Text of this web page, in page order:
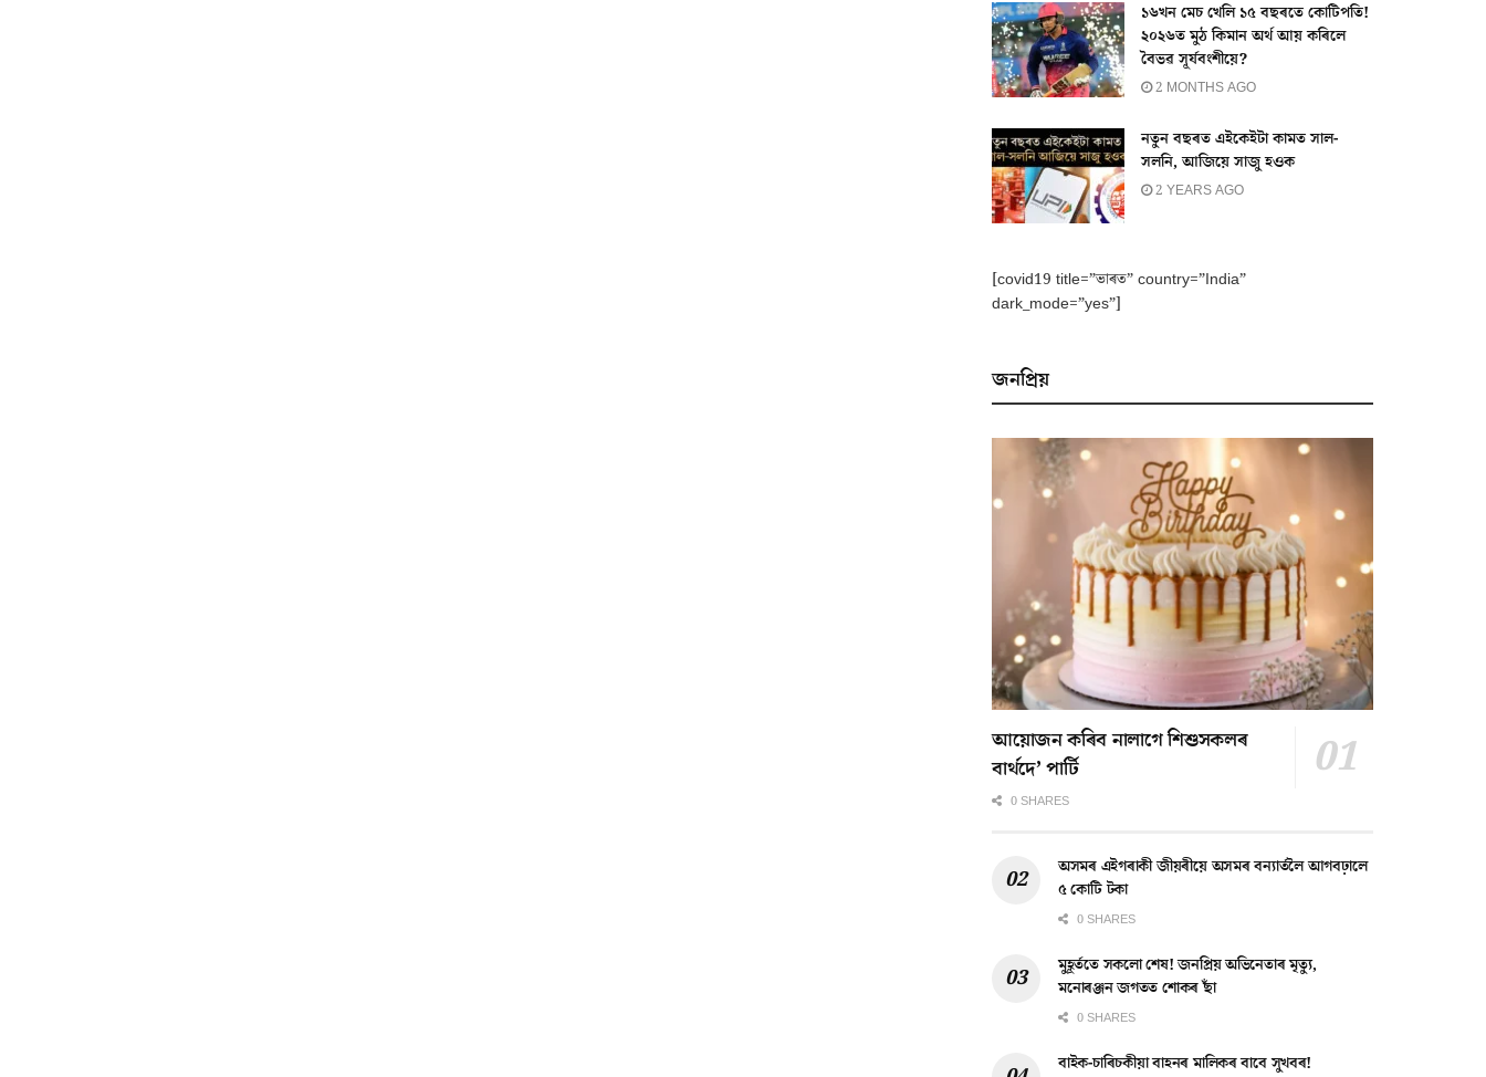
১৬খন মেচ খেলি ১৫ বছৰতে কোটিপতি!
২০২৬ত মুঠ কিমান অৰ্থ আয় কৰিলে
বৈভৱ সূৰ্যবংশীয়ে?
2 MONTHS AGO
নতুন বছৰত এইকেইটা কামত সাল-
সলনি, আজিয়ে সাজু হওক
2 YEARS AGO
[covid19 title=”ভাৰত” country=”India”
dark_mode=”yes”]
জনপ্ৰিয়
আয়োজন কৰিব নালাগে শিশুসকলৰ
বাৰ্থদে’ পাৰ্টি
0 SHARES
অসমৰ এইগৰাকী জীয়ৰীয়ে অসমৰ বন্যাৰ্তলৈ আগবঢ়ালে
৫ কোটি টকা
0 SHARES
মুহূৰ্ততে সকলো শেষ! জনপ্ৰিয় অভিনেতাৰ মৃত্যু,
মনোৰঞ্জন জগতত শোকৰ ছাঁ
0 SHARES
বাইক-চাৰিচকীয়া বাহনৰ মালিকৰ বাবে সুখবৰ!